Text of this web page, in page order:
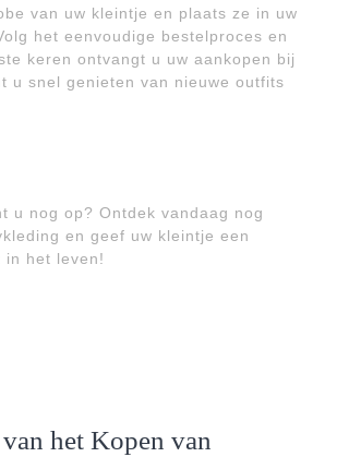
van uw kleintje en plaats ze in uw
het eenvoudige bestelproces en
keren ontvangt u uw aankopen bij
u snel genieten van nieuwe outfits
u nog op? Ontdek vandaag nog
en geef uw kleintje een
in het leven!
het Kopen van